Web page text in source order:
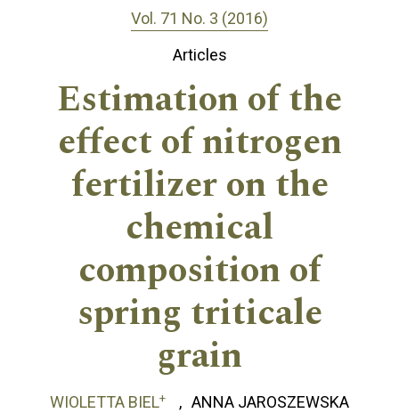
Vol. 71 No. 3 (2016)
Articles
Estimation of the
effect of nitrogen
fertilizer on the
chemical
composition of
spring triticale
grain
WIOLETTA BIEL+ ANNA JAROSZEWSKA